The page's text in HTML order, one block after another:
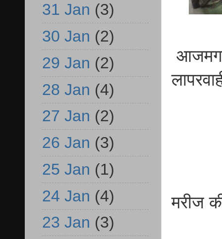
मरीज
31 Jan (3)
30 Jan (2)
29 Jan (2)
28 Jan (4)
27 Jan (2)
26 Jan (3)
25 Jan (1)
24 Jan (4)
23 Jan (3)